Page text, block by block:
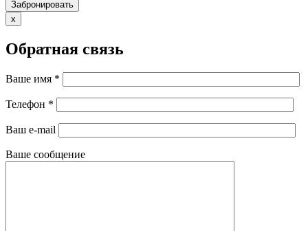
x
Обратная связь
Ваше имя *
Телефон *
Ваш e-mail
Ваше сообщение